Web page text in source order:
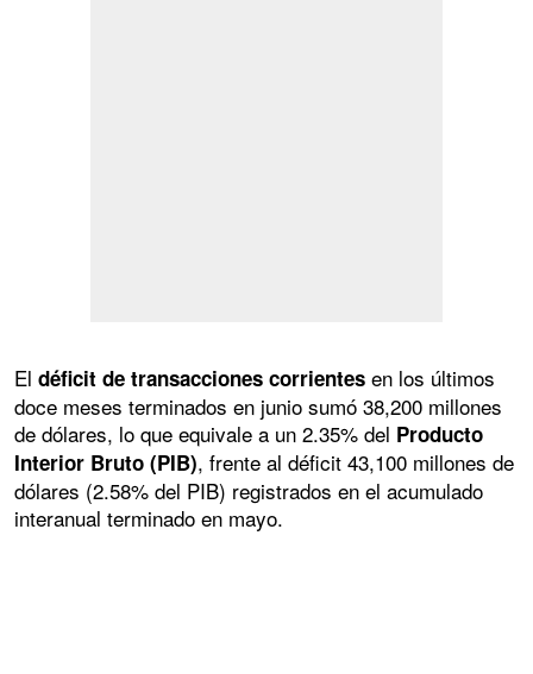
El déficit de transacciones corrientes en los últimos
doce meses terminados en junio sumó 38,200 millones
de dólares, lo que equivale a un 2.35% del Producto
Interior Bruto (PIB), frente al déficit 43,100 millones de
dólares (2.58% del PIB) registrados en el acumulado
interanual terminado en mayo.